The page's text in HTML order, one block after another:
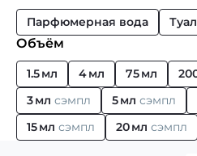
Парфюмерная вода
Объём
1.5 мл 4 мл 75 мл
3 мл сэмпл 5 мл сэмпл
15 мл сэмпл 20 мл сэмпл